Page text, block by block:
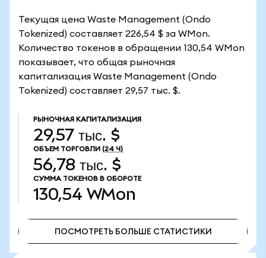
Текущая цена Waste Management (Ondo
Tokenized) составляет 226,54 $ за WMon.
Количество токенов в обращении 130,54 WMon
показывает, что общая рыночная
капитализация Waste Management (Ondo
Tokenized) составляет 29,57 тыс. $.
РЫНОЧНАЯ КАПИТАЛИЗАЦИЯ
29,57 тыс. $
ОБЪЕМ ТОРГОВЛИ (24 Ч)
56,78 тыс. $
СУММА ТОКЕНОВ В ОБОРОТЕ
130,54 WMon
ПОСМОТРЕТЬ БОЛЬШЕ СТАТИСТИКИ